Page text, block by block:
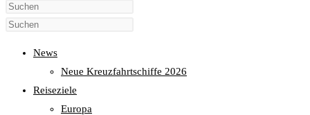
Diese
Website
News
Neue Kreuzfahrtschiffe 2026
Reiseziele
Europa